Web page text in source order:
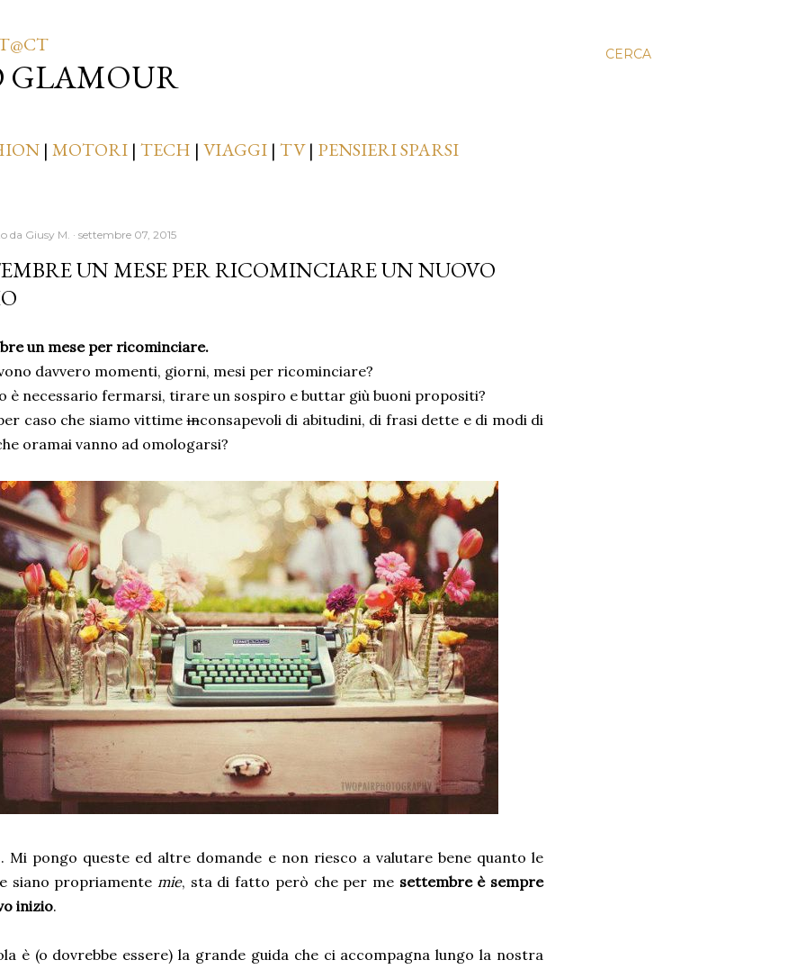
CERCA
GLAMOUR
| MOTORI | TECH | VIAGGI | TV| PENSIERI SPARSI
da Giusy M. settembre 07, 2015
UN MESE PER RICOMINCIARE UN NUOVO
un mese per ricominciare.
davvero momenti, giorni, mesi per ricominciare?
è necessario fermarsi, tirare un sospiro e buttar giù buoni propositi?
caso che siamo vittimeinconsapevoli di abitudini, di frasi dette e di modi di
oramai vanno ad omologarsi?
Mi pongo queste ed altre domande e non riesco a valutare bene quanto le
siano propriamentemie, sta di fatto però che per me settembre è sempre
inizio.
è (o dovrebbe essere) la grande guida che ci accompagna lungo la nostra